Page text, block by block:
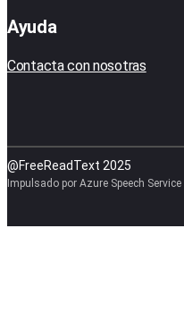
Ayuda
Contacta con nosotras
@FreeReadText 2025
Impulsado por Azure Speech Service